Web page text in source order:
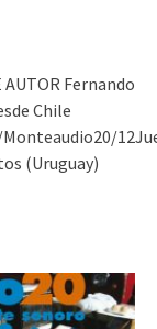
AUTOR Fernando
Chile
(Uruguay)